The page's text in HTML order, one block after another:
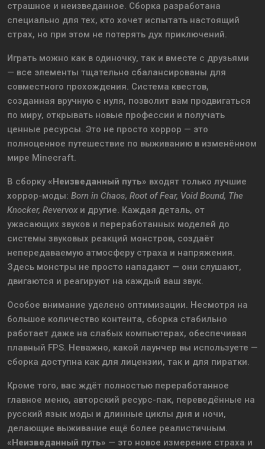
страшное и неизведанное. Сборка разработана
специально для тех, кто хочет испытать настоящий
страх, но при этом не потерять дух приключений.
Играть можно как в одиночку, так и вместе с друзьями
— все элементы тщательно сбалансированы для
совместного прохождения. Система квестов,
созданная вручную с нуля, позволит вам продвигаться
по миру, открывать новые профессии и получать
ценные ресурсы. Это не просто хоррор — это
полноценное путешествие по выживанию в изменённом
мире Minecraft.
В сборку«Неизведанный путь» входят только лучшие
хоррор-моды: Born in Chaos, Root of Fear, Void Bound, The
Knocker, Revervoxи другие. Каждая деталь, от
ужасающих звуков и переработанных моделей до
системы звуковых реакций монстров, создаёт
непередаваемую атмосферу страха и напряжения.
Здесь монстры не просто нападают — они слушают,
двигаются и реагируют на каждый ваш звук.
Особое внимание уделено оптимизации. Несмотря на
большое количество контента, сборка стабильно
работает даже на слабых компьютерах, обеспечивая
плавный FPS. Неважно, какой лаунчер вы используете —
сборка доступна как для лицензии, так и для пиратки.
Кроме того, вас ждёт полностью переработанное
главное меню, авторский ресурс-пак, переведённые на
русский язык моды и длинные циклы дня и ночи,
делающие выживание ещё более реалистичным.
«Неизведанный путь» — это новое измерение страха и